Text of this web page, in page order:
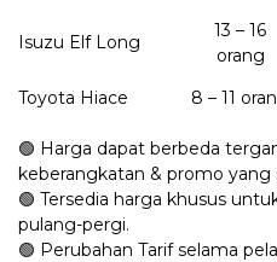
Isuzu Elf Long
13 – 16
orang
Toyota Hiace 8 – 11
🟢 Harga dapat berbeda
keberangkatan & promo yang
🟢 Tersedia harga khusus
pulang-pergi.
🟢 Perubahan Tarif selama